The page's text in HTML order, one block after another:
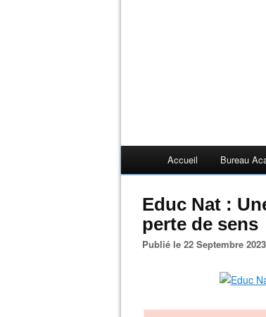
Accueil Bureau
Educ Nat :
perte de sens
Publié le 22 Septembre 2023